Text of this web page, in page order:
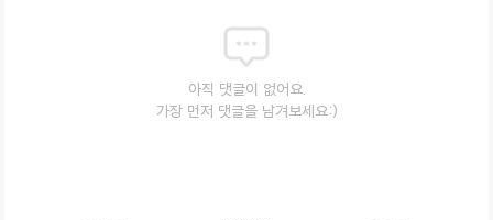
아직 댓글이 없어요.
가장 먼저 댓글을 남겨보세요:)